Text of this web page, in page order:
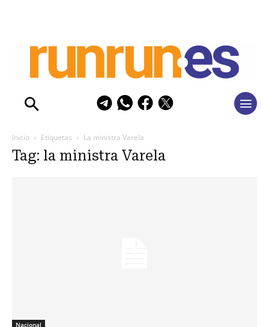
Inicio Etiquetas La ministra Varela
Tag: la ministra Varela
Nacional